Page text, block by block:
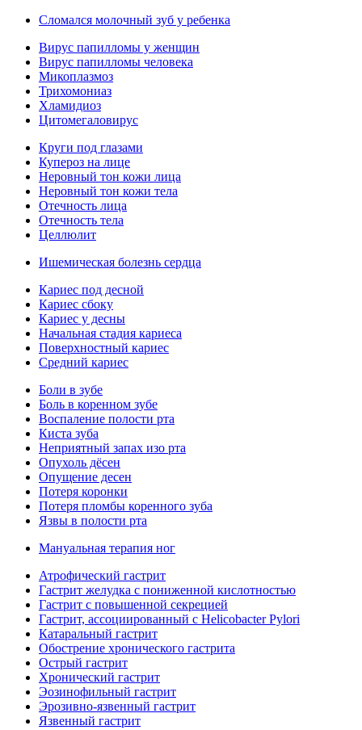
Сломался молочный зуб у ребенка
Вирус папилломы у женщин
Вирус папилломы человека
Микоплазмоз
Трихомониаз
Хламидиоз
Цитомегаловирус
Круги под глазами
Купероз на лице
Неровный тон кожи лица
Неровный тон кожи тела
Отечность лица
Отечность тела
Целлюлит
Ишемическая болезнь сердца
Кариес под десной
Кариес сбоку
Кариес у десны
Начальная стадия кариеса
Поверхностный кариес
Средний кариес
Боли в зубе
Боль в коренном зубе
Воспаление полости рта
Киста зуба
Неприятный запах изо рта
Опухоль дёсен
Опущение десен
Потеря коронки
Потеря пломбы коренного зуба
Язвы в полости рта
Мануальная терапия ног
Атрофический гастрит
Гастрит желудка с пониженной кислотностью
Гастрит с повышенной секрецией
Гастрит, ассоциированный с Helicobacter Pylori
Катаральный гастрит
Обострение хронического гастрита
Острый гастрит
Хронический гастрит
Эозинофильный гастрит
Эрозивно-язвенный гастрит
Язвенный гастрит